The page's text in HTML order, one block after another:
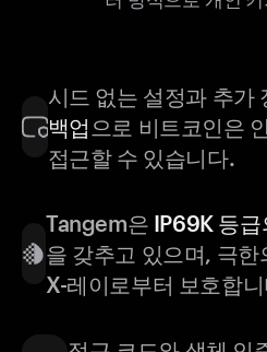
시드 없는 설정과 추가
백업 으로 비트코인은
접근할 수 있습니다.
Tangem은 IP69K 등급
을 갖추고 있으며, 극한
X-레이로부터 보호합